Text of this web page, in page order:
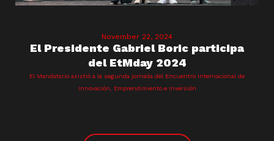
November 22, 2024
El Presidente Gabriel Boric participa
del EtMday 2024
El Mandatario asistió a la segunda jornada del Encuentro Internacional de
Innovación, Emprendimiento e Inversión